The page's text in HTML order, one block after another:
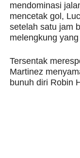
mendominasi
mencetak gol,
setelah satu jam
melengkung
Tersentak
Martinez
bunuh diri Robin